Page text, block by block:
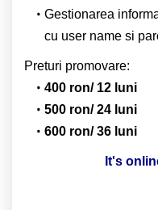
Gestionarea
cu user name si
Preturi promovare:
400 ron/ 12 luni
500 ron/ 24 luni
600 ron/ 36 luni
It's